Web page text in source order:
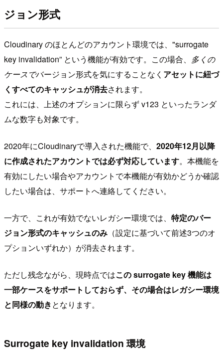
ジョン形式
Cloudinary のほとんどのアカウント環境では、"surrogate
key invalidation” という機能が有効です。この場合、 多くの
ケースでバージョン形式を気にすることなく アセットに紐づ
くすべてのキャッシュが消去されます。
これには、上述のオプションに限らず v123 といったランダ
ムな数字も対象です。
2020年にCloudinaryで導入された機能で、 2020年12月以降
に作成されたアカウントでは必ず対応しています。本機能を
有効にしたい場合やアカウントで本機能が有効かどうか確認
したい場合は、サポートへ連絡してください。
一方で、これが有効でないレガシー環境では、 特定のバー
ジョン形式のキャッシュのみ （設定に基づいて前述3つのオ
プションいずれか）が消去されます。
ただし残念ながら、現時点ではこの surrogate key 機能は
一部ケースをサポートしておらず、その場合はレガシー環境
と同様の動きとなります。
Surrogate key invalidation 環境